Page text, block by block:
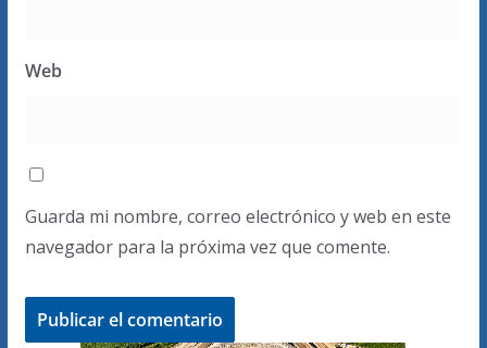
Web
Guarda mi nombre, correo electrónico y web en este
navegador para la próxima vez que comente.